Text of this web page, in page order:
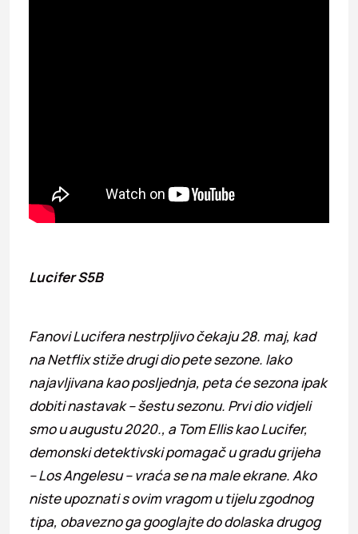
Lucifer S5B
Fanovi Lucifera nestrpljivo čekaju 28. maj, kad
na Netflix stiže drugi dio pete sezone. Iako
najavljivana kao posljednja, peta će sezona ipak
dobiti nastavak – šestu sezonu. Prvi dio vidjeli
smo u augustu 2020., a Tom Ellis kao Lucifer,
demonski detektivski pomagač u gradu grijeha
– Los Angelesu – vraća se na male ekrane. Ako
niste upoznati s ovim vragom u tijelu zgodnog
tipa, obavezno ga googlajte do dolaska drugog